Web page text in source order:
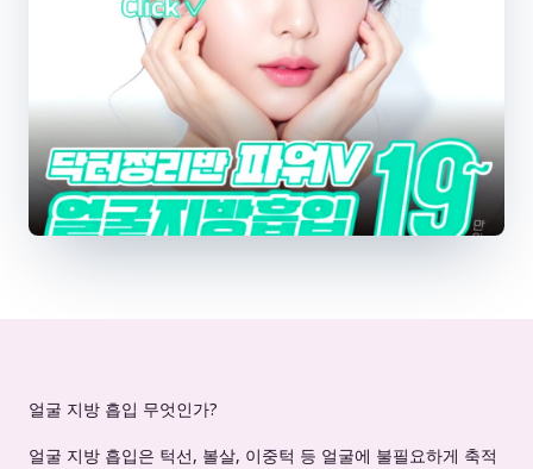
얼굴 지방 흡입 무엇인가?
얼굴 지방 흡입은 턱선, 볼살, 이중턱 등 얼굴에 불필요하게 축적